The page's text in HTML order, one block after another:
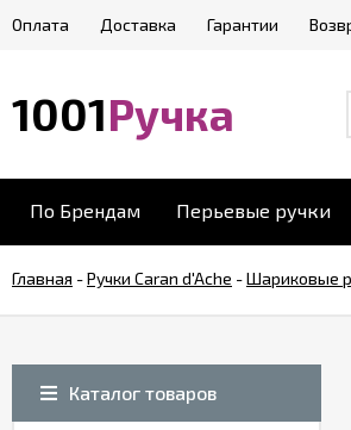
Оплата Доставка Гарантии
1001Ручка
По Брендам Перьевые ручки
Главная -Ручки Caran d'Ache -Шариковые
Каталог товаров